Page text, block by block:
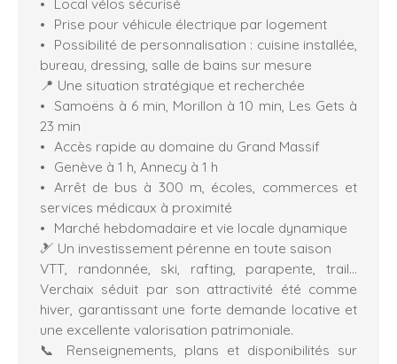
Prise pour véhicule électrique par logement
Possibilité de personnalisation : cuisine installée,
bureau, dressing, salle de bains sur mesure
📍 Une situation stratégique et recherchée
Samoëns à 6 min, Morillon à 10 min, Les Gets à
23 min
Accès rapide au domaine du Grand Massif
Genève à 1 h, Annecy à 1 h
Arrêt de bus à 300 m, écoles, commerces et
services médicaux à proximité
Marché hebdomadaire et vie locale dynamique
🎿 Un investissement pérenne en toute saison
VTT, randonnée, ski, rafting, parapente, trail…
Verchaix séduit par son attractivité été comme
hiver, garantissant une forte demande locative et
une excellente valorisation patrimoniale.
📞 Renseignements, plans et disponibilités sur